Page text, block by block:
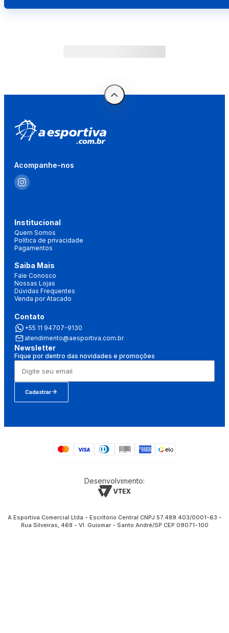
Acompanhe-nos
Institucional
Quem Somos
Política de privacidade
Pagamentos
Saiba Mais
Fale Conosco
Nossas Lojas
Dúvidas Frequentes
Venda por Atacado
Contato
+55 11 94707-9130
atendimento@aesportiva.com.br
Newsletter
Fique por dentro das novidades e promoções
Cadastrar
Desenvolvimento:
A Esportiva Comercial Ltda - Escritório Central CNPJ 57.489.403/0001-63 -
Rua Silveiras, 468 - Vl. Guiomar - Santo André/SP CEP 09071-100